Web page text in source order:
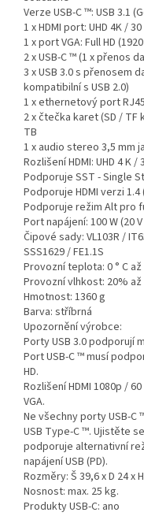
Verze USB-C ™: USB 3.1
1 x HDMI port: UHD 4K /
1 x port VGA: Full HD
2 x USB-C ™ (1 x přenos
3 x USB 3.0 s přenosem
kompatibilní s USB 2.0)
1 x ethernetový port
2 x čtečka karet (SD /
TB
1 x audio stereo 3,5 mm
Rozlišení HDMI: UHD 4 K
Podporuje SST - Single
Podporuje HDMI verzi
Podporuje režim Alt pro
Port napájení: 100 W (20
Čipové sady: VL103R /
SSS1629 / FE1.1S
Provozní teplota: 0 ° C až
Provozní vlhkost: 20%
Hmotnost: 1360 g
Barva: stříbrná
Upozornění výrobce:
Porty USB 3.0 podporují
Port USB-C ™ musí
HD.
Rozlišení HDMI 1080p /
VGA.
Ne všechny porty USB-
USB Type-C ™. Ujistěte
podporuje alternativní
napájení USB (PD).
Rozměry: Š 39,6 x D 24 x
Nosnost: max. 25 kg.
Produkty USB-C: ano